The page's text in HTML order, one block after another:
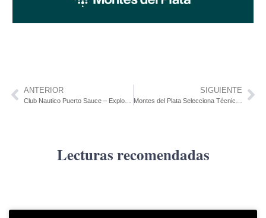
ANTERIOR SIGUIENTE
Lecturas recomendadas